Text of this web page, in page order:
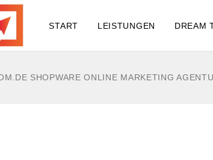
START LEISTUNGEN DREAM
SHOPWARE ONLINE MARKETING